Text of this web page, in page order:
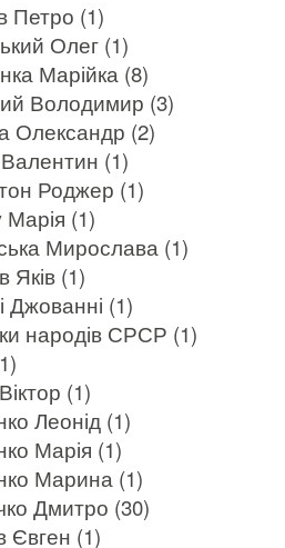
Петро (1)
Олег (1)
Марійка (8)
Володимир (3)
Олександр (2)
Валентин (1)
Роджер (1)
Марія (1)
Мирослава (1)
Яків (1)
Джованні (1)
народів СРСР (1)
(1)
Леонід (1)
Марія (1)
Марина (1)
Дмитро (30)
Євген (1)